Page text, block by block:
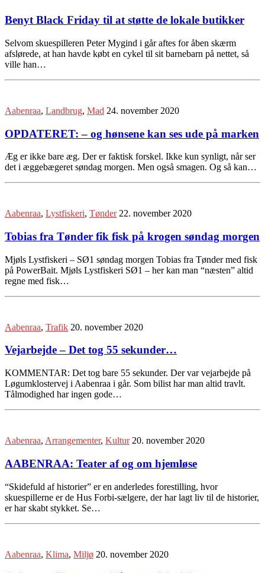
Benyt Black Friday til at støtte de lokale butikker
Selvom skuespilleren Peter Mygind i går aftes for åben skærm
afslørede, at han havde købt en cykel til sit barnebarn på nettet, så
ville han…
Aabenraa, Landbrug, Mad 24. november 2020
OPDATERET: – og hønsene kan ses ude på marken
Æg er ikke bare æg. Der er faktisk forskel. Ikke kun synligt, når ser
det i æggebægeret søndag morgen. Men også smagen. Og så kan…
Aabenraa, Lystfiskeri, Tønder 22. november 2020
Tobias fra Tønder fik fisk på krogen søndag morgen
Mjøls Lystfiskeri – SØ1 søndag morgen Tobias fra Tønder med fisk
på PowerBait. Mjøls Lystfiskeri SØ1 – her kan man “næsten” altid
regne med fisk…
Aabenraa, Trafik 20. november 2020
Vejarbejde – Det tog 55 sekunder…
KOMMENTAR: Det tog bare 55 sekunder. Der var vejarbejde på
Løgumklostervej i Aabenraa i går. Som bilist har man altid travlt.
Tålmodighed har ingen gode…
Aabenraa, Arrangementer, Kultur 20. november 2020
AABENRAA: Teater af og om hjemløse
“Skidefuld af historier” er en anderledes forestilling, hvor
skuespillerne er de Hus Forbi-sælgere, der har lagt liv til de historier,
er har skabt stykket. Se…
Aabenraa, Klima, Miljø 20. november 2020